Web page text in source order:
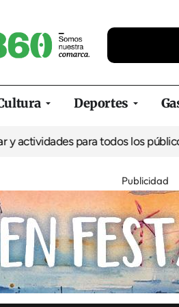
Deportes
para todos los públicos
Publicidad